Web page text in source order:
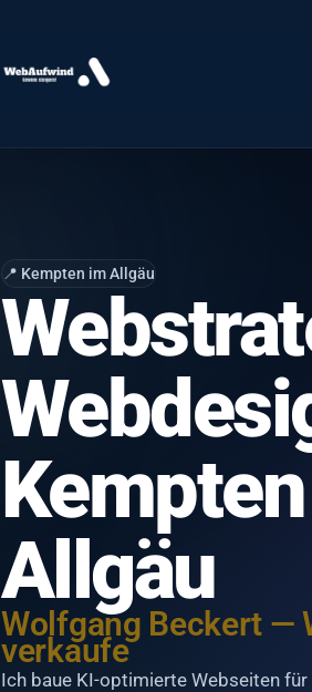
📍 Kempten im Allgäu
Allgäu
Wolfgang Beckert —
verkaufen.
Ich baue KI-optimierte Webseiten